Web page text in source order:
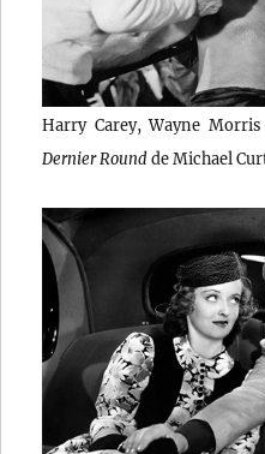
Harry Carey, Wayne
Dernier Roundde Michael